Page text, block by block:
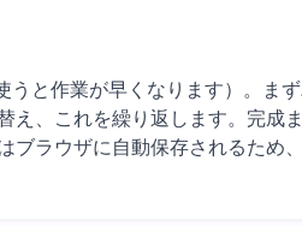
と作業が早くなります）。ま
、これを繰り返します。完成
ブラウザに自動保存されるため